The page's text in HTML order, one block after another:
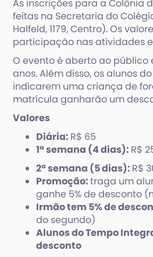
As inscrições para a Colônia
feitas na Secretaria do
Halfeld, 1179, Centro). Os
participação nas atividades
O evento é aberto ao público
anos. Além disso, os alunos
indicarem uma criança de
matrícula ganharão um
Valores
Diária: R$ 65
1ª semana (4 dias): R$
2ª semana (5 dias): R$
Promoção:traga um
ganhe 5% de desconto
Irmão tem 5% de
do segundo)
Alunos do Tempo
desconto